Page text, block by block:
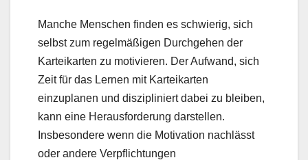
Manche Menschen finden es schwierig, sich
selbst zum regelmäßigen Durchgehen der
Karteikarten zu motivieren. Der Aufwand, sich
Zeit für das Lernen mit Karteikarten
einzuplanen und diszipliniert dabei zu bleiben,
kann eine Herausforderung darstellen.
Insbesondere wenn die Motivation nachlässt
oder andere Verpflichtungen